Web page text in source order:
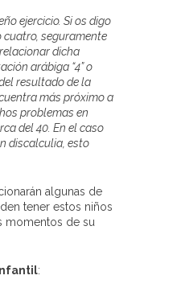
ejercicio. Si os digo
cuatro, seguramente
dicha
arábiga “4” o
resultado de la
más próximo a
problemas en
del 40. En el caso
discalculia, esto
algunas de
tener estos niños
momentos de su
: